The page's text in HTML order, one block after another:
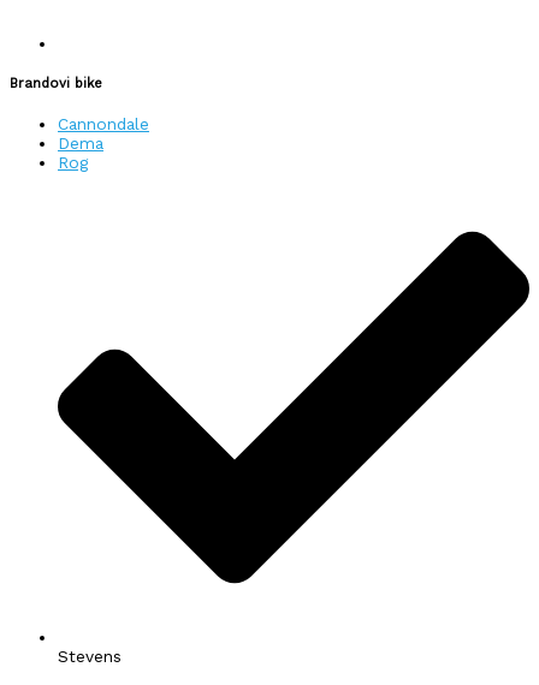
Brandovi bike
Cannondale
Dema
Rog
Stevens